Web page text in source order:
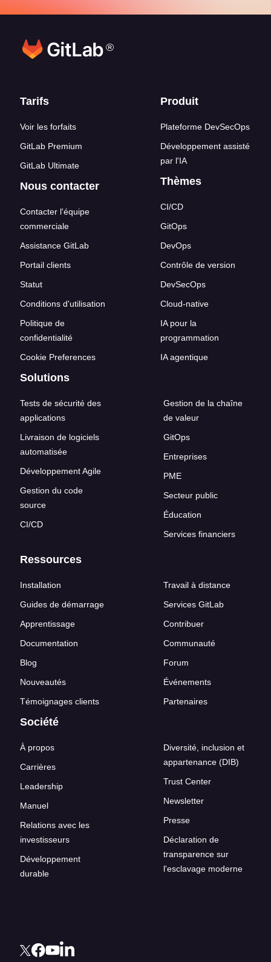
®
Liens en bas de page
Tarifs
Voir les forfaits
GitLab Premium
GitLab Ultimate
Nous contacter
Contacter l'équipe
commerciale
Assistance GitLab
Portail clients
Statut
Conditions d'utilisation
Politique de
confidentialité
Cookie Preferences
Produit
Plateforme DevSecOps
Développement assisté
par l'IA
Thèmes
CI/CD
GitOps
DevOps
Contrôle de version
DevSecOps
Cloud-native
IA pour la
programmation
IA agentique
Solutions
Tests de sécurité des
applications
Livraison de logiciels
automatisée
Développement Agile
Gestion du code
source
CI/CD
Gestion de la chaîne
de valeur
GitOps
Entreprises
PME
Secteur public
Éducation
Services financiers
Ressources
Installation
Guides de démarrage
Apprentissage
Documentation
Blog
Nouveautés
Témoignages clients
Travail à distance
Services GitLab
Contribuer
Communauté
Forum
Événements
Partenaires
Société
À propos
Carrières
Leadership
Manuel
Relations avec les
investisseurs
Développement
durable
Diversité, inclusion et
appartenance (DIB)
Trust Center
Newsletter
Presse
Déclaration de
transparence sur
l'esclavage moderne